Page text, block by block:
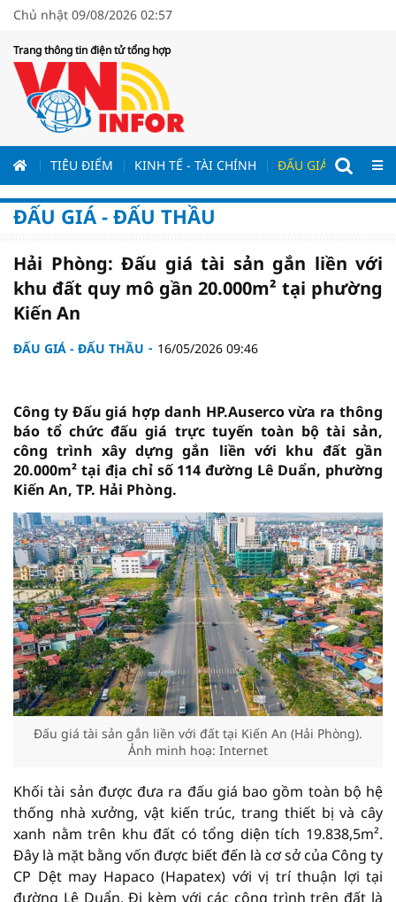
Chủ nhật 09/08/2026 02:57
Trang thông tin điện tử tổng hợp
TIÊU ĐIỂM KINH TẾ - TÀI CHÍNH ĐẤU GIÁ - ĐẤU
ĐẤU GIÁ - ĐẤU THẦU
Hải Phòng: Đấu giá tài sản gắn liền với
khu đất quy mô gần 20.000m² tại phường
Kiến An
ĐẤU GIÁ - ĐẤU THẦU 16/05/2026 09:46
Công ty Đấu giá hợp danh HP.Auserco vừa ra thông
báo tổ chức đấu giá trực tuyến toàn bộ tài sản,
công trình xây dựng gắn liền với khu đất gần
20.000m² tại địa chỉ số 114 đường Lê Duẩn, phường
Kiến An, TP. Hải Phòng.
Đấu giá tài sản gắn liền với đất tại Kiến An (Hải Phòng).
Ảnh minh hoạ: Internet
Khối tài sản được đưa ra đấu giá bao gồm toàn bộ hệ
thống nhà xưởng, vật kiến trúc, trang thiết bị và cây
xanh nằm trên khu đất có tổng diện tích 19.838,5m².
Đây là mặt bằng vốn được biết đến là cơ sở của Công ty
CP Dệt may Hapaco (Hapatex) với vị trí thuận lợi tại
đường Lê Duẩn. Đi kèm với các công trình trên đất là